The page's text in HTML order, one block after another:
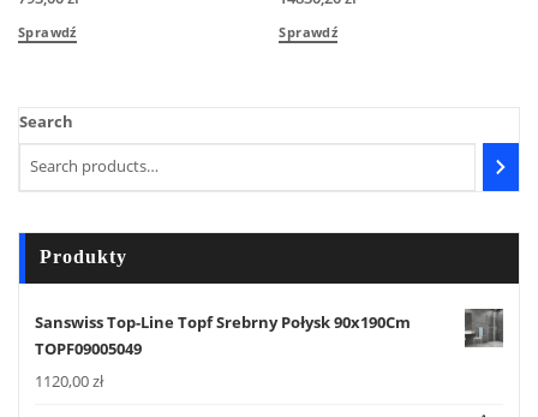
Sprawdź Sprawdź
Search
Produkty
Sanswiss Top-Line Topf Srebrny Połysk 90x190Cm
TOPF09005049
1120,00zł